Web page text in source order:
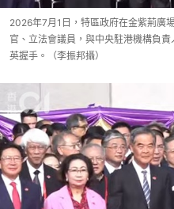
2026年7月1日，特區政府在金紫荊廣
官、立法會議員，與中央駐港機構負
英握手。（李振邦攝）